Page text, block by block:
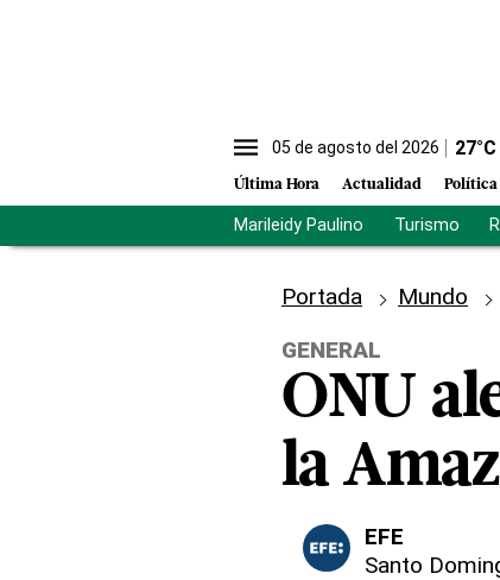
05 de agosto del 2026 27°C
Última Hora Actualidad Política
Marileidy Paulino Turismo
Portada Mundo
GENERAL
ONU
la
EFE
Santo